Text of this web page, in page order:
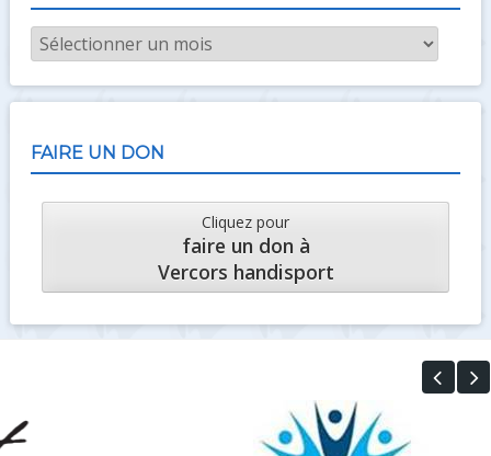
Archives
mensuelles
FAIRE UN DON
Cliquez pour
faire un don à
Vercors handisport